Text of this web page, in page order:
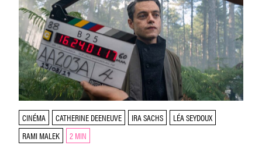
CINÉMA CATHERINE DEENEUVE IRA SACHS
LÉA SEYDOUX
RAMI MALEK
2 MIN